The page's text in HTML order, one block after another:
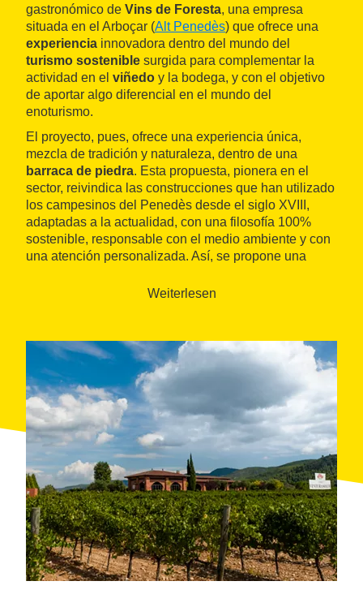
gastronómico de Vins de Foresta, una empresa
situada en el Arboçar (Alt Penedès) que ofrece una
experiencia innovadora dentro del mundo del
turismo sostenible surgida para complementar la
actividad en el viñedo y la bodega, y con el objetivo
de aportar algo diferencial en el mundo del
enoturismo.
El proyecto, pues, ofrece una experiencia única,
mezcla de tradición y naturaleza, dentro de una
barraca de piedra. Esta propuesta, pionera en el
sector, reivindica las construcciones que han utilizado
los campesinos del Penedès desde el siglo XVIII,
adaptadas a la actualidad, con una filosofía 100%
sostenible, responsable con el medio ambiente y con
una atención personalizada. Así, se propone una
piedra totalmente reformada, con
Weiterlesen